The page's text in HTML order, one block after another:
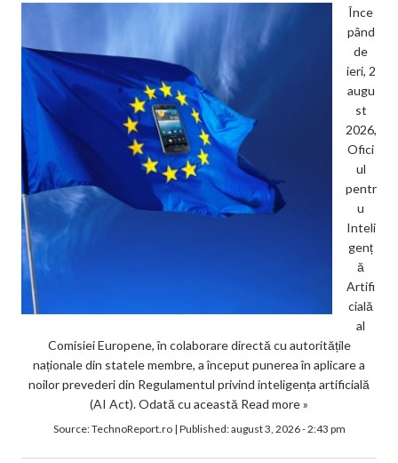
Înce
pând
de
ieri, 2
augu
st
2026,
Ofici
ul
pentr
u
Inteli
genț
ă
Artifi
cială
al
Comisiei Europene, în colaborare directă cu autoritățile
naționale din statele membre, a început punerea în aplicare a
noilor prevederi din Regulamentul privind inteligența artificială
(AI Act). Odată cu această Read more »
Source:TechnoReport.ro| Published:august 3, 2026 - 2:43 pm